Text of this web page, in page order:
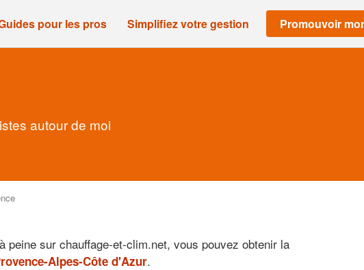
pour les pros Simplifiez votre gestion Promouvoir
autour de moi
sur chauffage-et-clim.net, vous pouvez obtenir la
Alpes-Côte d'Azur.